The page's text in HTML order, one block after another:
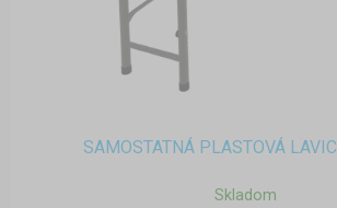
SAMOSTATNÁ PLASTOVÁ
Skladom